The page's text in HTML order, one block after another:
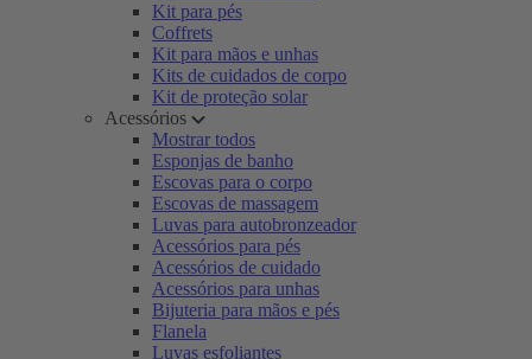
Kit para pés
Coffrets
Kit para mãos e unhas
Kits de cuidados de corpo
Kit de proteção solar
Acessórios
Mostrar todos
Esponjas de banho
Escovas para o corpo
Escovas de massagem
Luvas para autobronzeador
Acessórios para pés
Acessórios de cuidado
Acessórios para unhas
Bijuteria para mãos e pés
Flanela
Luvas esfoliantes